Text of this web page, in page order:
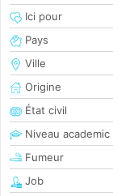
Ici pour
Pays
Ville
Origine
État civil
Niveau academic
Fumeur
Job